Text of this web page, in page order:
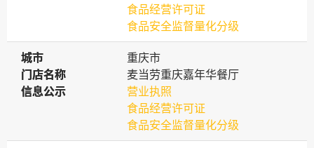
食品经营许可证
食品安全监督量化分级
城市
城市
重庆市
门店名称
门店名称
麦当劳重庆嘉年华餐厅
信息公示
信息公示
营业执照
食品经营许可证
食品安全监督量化分级